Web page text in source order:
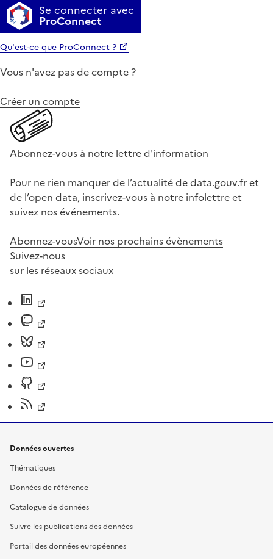
Se connecter avec
ProConnect
Qu'est-ce que ProConnect ?
Vous n'avez pas de compte ?
Créer un compte
Abonnez-vous à notre lettre d'information
Pour ne rien manquer de l’actualité de data.gouv.fr et
de l’open data, inscrivez-vous à notre infolettre et
suivez nos événements.
Abonnez-vousVoir nos prochains évènements
Suivez-nous
sur les réseaux sociaux
Données ouvertes
Thématiques
Données de référence
Catalogue de données
Suivre les publications des données
Portail des données européennes